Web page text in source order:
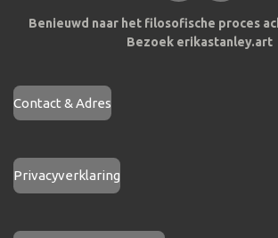
c
e
s
t
Benieuwd naar het filosofische proces
Bezoek erikastanley.art
Contact & Adres
Privacyverklaring